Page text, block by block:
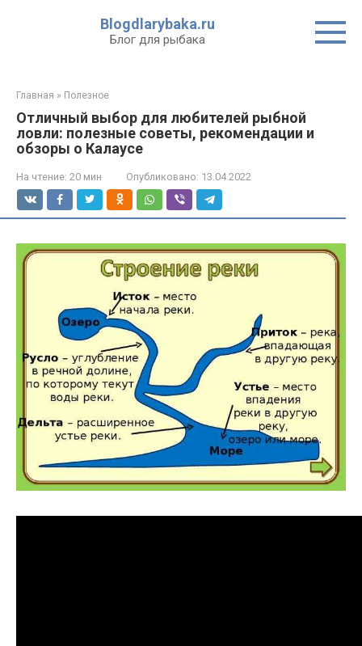
Blogdlarybaka.ru
Блог для рыбака
Главная » Полезное
Отличный выбор для любителей рыбной
ловли: полезные советы, рекомендации и
обзоры о Калаусе
На чтение: 20 мин Опубликовано: 13.04.2022